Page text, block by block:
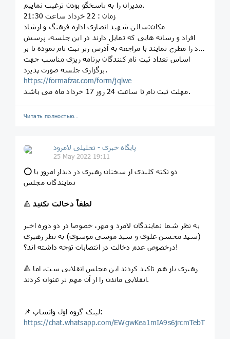
مدیران را به پاسخگو بودن ترغیب نماییم.
زمان : 22 خرداد ساعت 21:30
مکان:سالن شهید انصاری اداره فرهنگ و ارشاد
افراد و رسانه هایی که تمایل دارند در این جلسه، پرسش
خود را مطرح نمایند با مراجعه به آدرس زیر ثبت نام نموده تا بر
اساس تعداد ثبت نام کنندگان برنامه ریزی مناسب جهت
برگزاری جلسه صورت پذیرد.
https://formafzar.com/form/jqlwe
مهلت ثبت نام تا ساعت 24 روز 17 خرداد ماه می باشد.
Читать полностью…
پایگاه خبری - تحلیلی لامرود
25 May 2022 19:11
⭕ دو نکته کلیدی از سخنان رهبری در دیدار امروز با
نمایندگان مجلس
🔺لطفاً دخالت نکنید
به نظر شما نمایندگان لامرد و مهر، خصوصا در دو دوره اخیر
(سید محسن علوی و سید موسی موسوی) به نظر رهبری
در‌خصوص عدم دخالت در انتصابات توجه داشته اند؟!
🔺 رهبری باز هم تاکید کردند این مجلس انقلابی ست، اما
انقلابی ماندن را از آن مهم تر عنوان کردند.
📌 لینک گروه اول واتساپ:
https://chat.whatsapp.com/EWgwKea1mIA9s6jrcmTebT